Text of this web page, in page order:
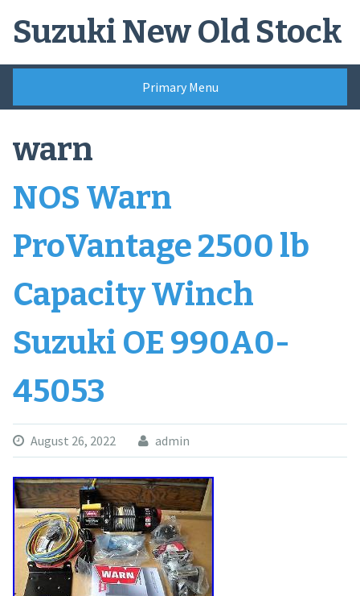
Suzuki New Old Stock
Primary Menu
warn
NOS Warn
ProVantage 2500 lb
Capacity Winch
Suzuki OE 990A0-
45053
August 26, 2022 admin